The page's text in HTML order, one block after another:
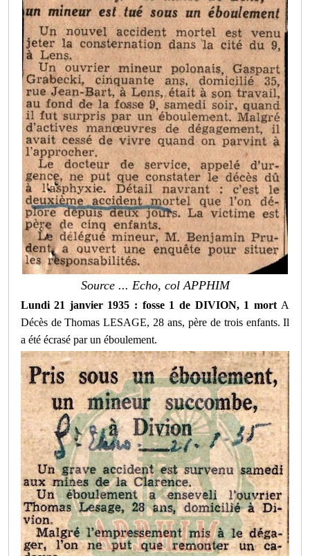
Source ... Echo, col APPHIM
Lundi 21 janvier 1935 : fosse 1 de DIVION, 1 mort A
Décès de Thomas LESAGE, 28 ans, père de trois enfants. Il
a été écrasé par un éboulement.